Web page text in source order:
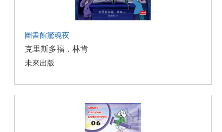
圖書館驚魂夜
克里斯多福．林肯
未來出版